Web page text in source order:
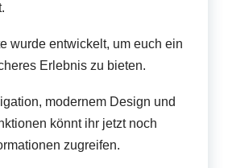
wurde entwickelt, um euch ein
Erlebnis zu bieten.
modernem Design und
könnt ihr jetzt noch
zugreifen.